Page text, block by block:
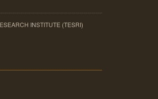
INSTITUTE (TESRI)